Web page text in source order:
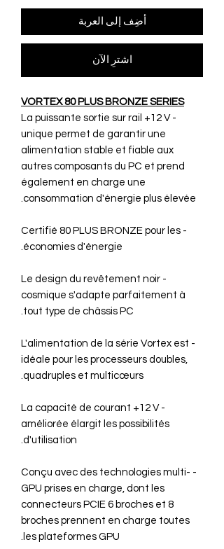
أضِف إلى العربة
اشترِ الآن
VORTEX 80 PLUS BRONZE SERIES
- La puissante sortie sur rail +12 V
unique permet de garantir une
alimentation stable et fiable aux
autres composants du PC et prend
également en charge une
consommation d'énergie plus élevée.
- Certifié 80 PLUS BRONZE pour les
économies d'énergie.
- Le design du revêtement noir
cosmique s'adapte parfaitement à
tout type de châssis PC.
- L'alimentation de la série Vortex est
idéale pour les processeurs doubles,
quadruples et multicœurs.
- La capacité de courant +12 V
améliorée élargit les possibilités
d'utilisation.
- Conçu avec des technologies multi-
GPU prises en charge, dont les
connecteurs PCIE 6 broches et 8
broches prennent en charge toutes
les plateformes GPU.